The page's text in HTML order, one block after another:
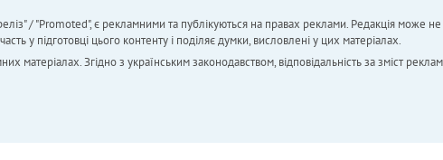
/ "Promoted", є рекламними та публікуються на правах реклами. Редакція може не
у підготовці цього контенту і поділяє думки, висловлені у цих матеріалах.
матеріалах. Згідно з українським законодавством, відповідальність за зміст